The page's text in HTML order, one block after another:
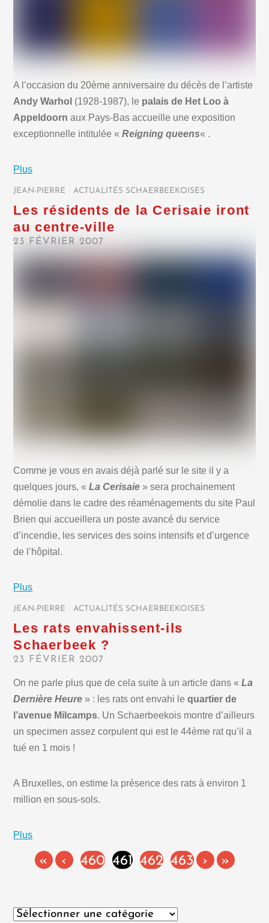
A l’occasion du 20ème anniversaire du décès de l’artiste
Andy Warhol (1928-1987), le palais de Het Loo à
Appeldoorn aux Pays-Bas accueille une exposition
exceptionnelle intitulée «Reigning queens« .
Plus
JEAN-PIERRE ACTUALITÉS SCHAERBEEKOISES
Les résidents de la Cerisaie iront
au centre-ville
23 FÉVRIER 2007
Comme je vous en avais déjà parlé sur le site il y a
quelques jours, «La Cerisaie » sera prochainement
démolie dans le cadre des réaménagements du site Paul
Brien qui accueillera un poste avancé du service
d’incendie, les services des soins intensifs et d’urgence
de l’hôpital.
Plus
JEAN-PIERRE ACTUALITÉS SCHAERBEEKOISES
Les rats envahissent-ils
Schaerbeek ?
23 FÉVRIER 2007
On ne parle plus que de cela suite à un article dans «La
Dernière Heure » : les rats ont envahi lequartier de
l’avenue Milcamps. Un Schaerbeekois montre d’ailleurs
un specimen assez corpulent qui est le 44ème rat qu’il a
tué en 1 mois !
A Bruxelles, on estime la présence des rats à environ 1
million en sous-sols.
Plus
« ‹ 460 461 462 463 › »
Catégories